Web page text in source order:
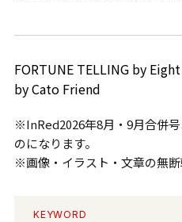
FORTUNE TELLING by
by Cato Friend
※InRed2026年8月・9月合併
のになります。
※画像・イラスト・文章の無断
KEYWORD